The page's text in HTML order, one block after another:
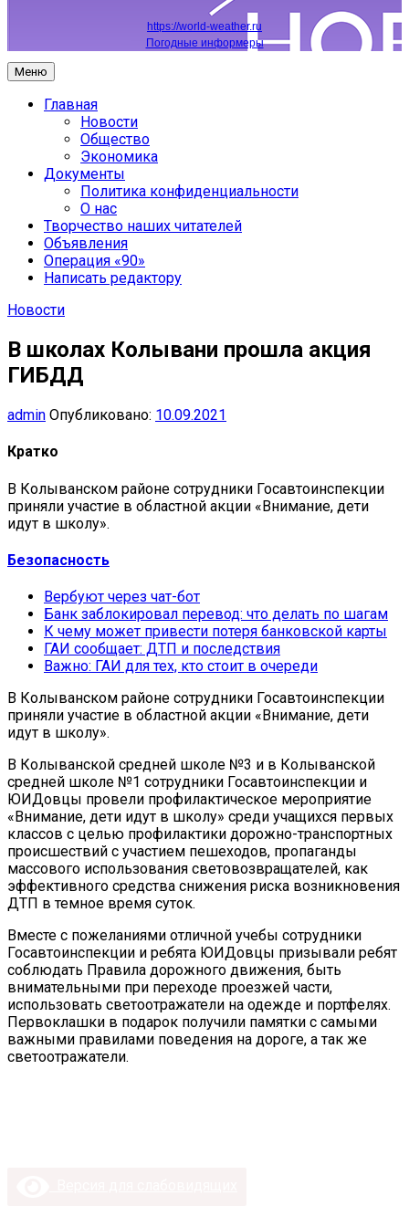
https://world-weather.ru
Погодные информеры
Меню
Главная
Новости
Общество
Экономика
Документы
Политика конфиденциальности
О нас
Творчество наших читателей
Объявления
Операция «90»
Написать редактору
Новости
В школах Колывани прошла акция
ГИБДД
admin Опубликовано: 10.09.2021
Кратко
В Колыванском районе сотрудники Госавтоинспекции
приняли участие в областной акции «Внимание, дети
идут в школу».
Безопасность
Вербуют через чат-бот
Банк заблокировал перевод: что делать по шагам
К чему может привести потеря банковской карты
ГАИ сообщает: ДТП и последствия
Важно: ГАИ для тех, кто стоит в очереди
В Колыванском районе сотрудники Госавтоинспекции
приняли участие в областной акции «Внимание, дети
идут в школу».
В Колыванской средней школе №3 и в Колыванской
средней школе №1 сотрудники Госавтоинспекции и
ЮИДовцы провели профилактическое мероприятие
«Внимание, дети идут в школу» среди учащихся первых
классов с целью профилактики дорожно-транспортных
происшествий с участием пешеходов, пропаганды
массового использования световозвращателей, как
эффективного средства снижения риска возникновения
ДТП в темное время суток.
Вместе с пожеланиями отличной учебы сотрудники
Госавтоинспекции и ребята ЮИДовцы призывали ребят
соблюдать Правила дорожного движения, быть
внимательными при переходе проезжей части,
использовать светоотражатели на одежде и портфелях.
Первоклашки в подарок получили памятки с самыми
важными правилами поведения на дороге, а так же
светоотражатели.